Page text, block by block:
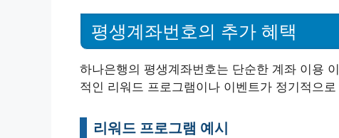
평생계좌번호의 추가 혜택
하나은행의 평생계좌번호는 단순한 계좌 이용
적인 리워드 프로그램이나 이벤트가 정기적으
리워드 프로그램 예시